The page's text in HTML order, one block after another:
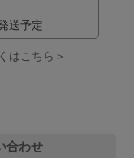
送予定
はこちら＞
合わせ